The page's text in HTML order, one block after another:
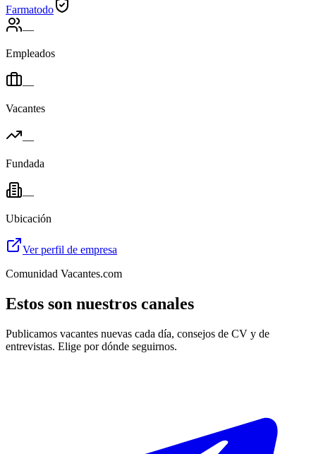
Farmatodo
—
Empleados
—
Vacantes
—
Fundada
—
Ubicación
Ver perfil de empresa
Comunidad Vacantes.com
Estos son nuestros canales
Publicamos vacantes nuevas cada día, consejos de CV y de
entrevistas. Elige por dónde seguirnos.